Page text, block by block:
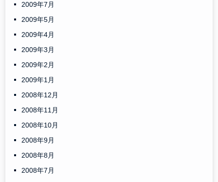
2009年7月
2009年5月
2009年4月
2009年3月
2009年2月
2009年1月
2008年12月
2008年11月
2008年10月
2008年9月
2008年8月
2008年7月